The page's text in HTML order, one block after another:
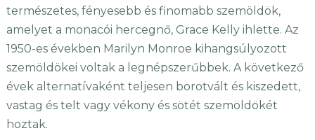
természetes, fényesebb és finomabb szemöldök,
amelyet a monacói hercegnő, Grace Kelly ihlette. Az
1950-es években Marilyn Monroe kihangsúlyozott
szemöldökei voltak a legnépszerűbbek. A következő
évek alternatívaként teljesen borotvált és kiszedett,
vastag és telt vagy vékony és sötét szemöldökét
hoztak.